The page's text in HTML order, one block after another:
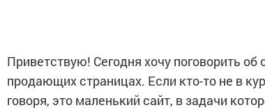
Приветствую! Сегодня хочу поговорить об
продающих страницах. Если кто-то не в
говоря, это маленький сайт, в задачи